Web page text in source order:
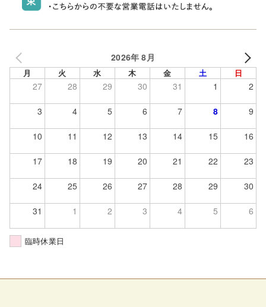
2026年 8月
月 火 水 木 金 土 日
27 28 29 30 31 1 2
3 4 5 6 7 8 9
10 11 12 13 14 15 16
17 18 19 20 21 22 23
24 25 26 27 28 29 30
31 1 2 3 4 5 6
臨時休業日